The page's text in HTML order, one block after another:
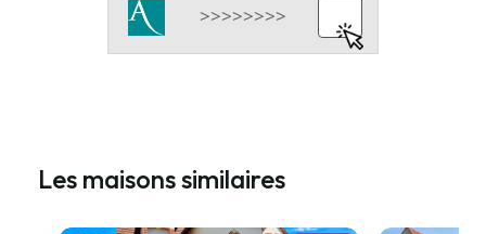
Les maisons similaires